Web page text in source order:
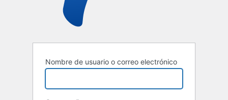
Nombre de usuario o correo electrónico